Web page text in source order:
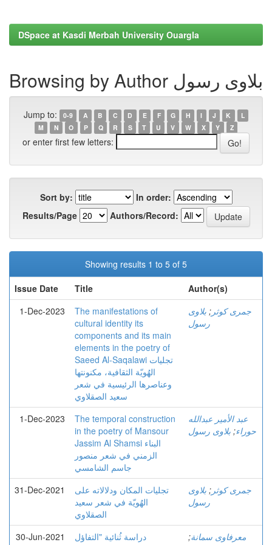
DSpace at Kasdi Merbah University Ouargla
Browsing by Author بلاوی رسول
Jump to: 0-9 A B C D E F G H I J K
L
M
N O P Q R S T U V W X Y Z
or enter first few letters:
Sort by:
In order:
Results/Page
Authors/Record:
Showing results 1 to 5 of 5
Issue Date
Title
Author(s)
1-Dec-2023
The manifestations of
cultural identity its
components and its main
elements in the poetry of
Saeed Al-Saqalawi تجلیات
الهُویّة الثقافیة، مکنونتها
وعناصرها الرئیسیة في شعر
سعید الصقلاوي
جمری کوثر ; بلاوی
رسول
1-Dec-2023
The temporal construction
in the poetry of Mansour
Jassim Al Shamsi البناء
الزمني في شعر منصور
جاسم الشامسي
عبد الأمير عبدالله
حوراء; بلاوی رسول
31-Dec-2021
تجلیات المکان ودلالاته علی
الهُویّة في شعر سعید
الصقلاوي
جمری کوثر ; بلاوی
رسول
30-Jun-2021
دراسة ثُنائیة "التفاؤل
معرفاوی سمانة;